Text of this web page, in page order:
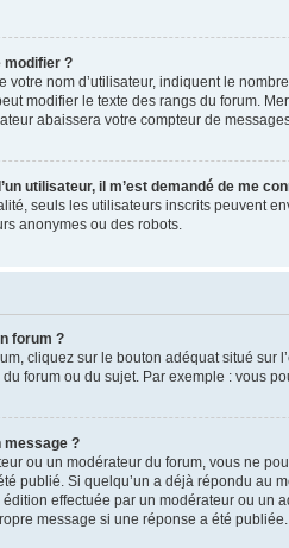
modifier ?
votre nom d’utilisateur, indiquent le
modifier le texte des rangs du forum.
abaissera votre compteur de
utilisateur, il m’est demandé de me
seuls les utilisateurs inscrits peuvent
anonymes ou des robots.
forum ?
cliquez sur le bouton adéquat situé
forum ou du sujet. Par exemple : vous
message ?
ou un modérateur du forum, vous ne
publié. Si quelqu’un a déjà répondu au
édition effectuée par un modérateur ou
message si une réponse a été publiée.